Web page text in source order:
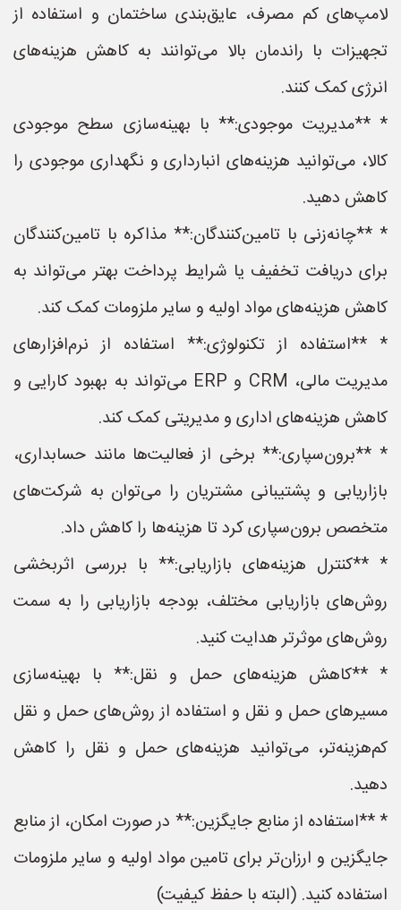
لامپ‌های کم مصرف، عایق‌بندی ساختمان و استفاده از
تجهیزات با راندمان بالا می‌توانند به کاهش هزینه‌های
انرژی کمک کنند.
* **مدیریت موجودی:** با بهینه‌سازی سطح موجودی
کالا، می‌توانید هزینه‌های انبارداری و نگهداری موجودی را
کاهش دهید.
* **چانه‌زنی با تامین‌کنندگان:** مذاکره با تامین‌کنندگان
برای دریافت تخفیف یا شرایط پرداخت بهتر می‌تواند به
کاهش هزینه‌های مواد اولیه و سایر ملزومات کمک کند.
* **استفاده از تکنولوژی:** استفاده از نرم‌افزارهای
مدیریت مالی، CRM و ERP می‌تواند به بهبود کارایی و
کاهش هزینه‌های اداری و مدیریتی کمک کند.
* **برون‌سپاری:** برخی از فعالیت‌ها مانند حسابداری،
بازاریابی و پشتیبانی مشتریان را می‌توان به شرکت‌های
متخصص برون‌سپاری کرد تا هزینه‌ها را کاهش داد.
* **کنترل هزینه‌های بازاریابی:** با بررسی اثربخشی
روش‌های بازاریابی مختلف، بودجه بازاریابی را به سمت
روش‌های موثرتر هدایت کنید.
* **کاهش هزینه‌های حمل و نقل:** با بهینه‌سازی
مسیرهای حمل و نقل و استفاده از روش‌های حمل و نقل
کم‌هزینه‌تر، می‌توانید هزینه‌های حمل و نقل را کاهش
دهید.
* **استفاده از منابع جایگزین:** در صورت امکان، از منابع
جایگزین و ارزان‌تر برای تامین مواد اولیه و سایر ملزومات
استفاده کنید. (البته با حفظ کیفیت)